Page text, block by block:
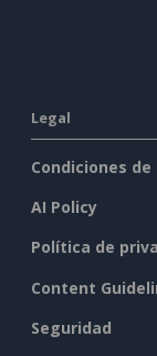
Legal
Condiciones
AI Policy
Política de
Content
Seguridad